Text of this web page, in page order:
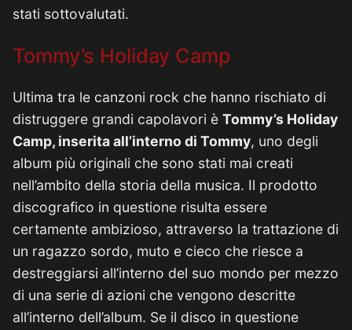
stati sottovalutati.
Tommy’s Holiday Camp
Ultima tra le canzoni rock che hanno rischiato di
distruggere grandi capolavori è Tommy’s Holiday
Camp, inserita all’interno di Tommy, uno degli
album più originali che sono stati mai creati
nell’ambito della storia della musica. Il prodotto
discografico in questione risulta essere
certamente ambizioso, attraverso la trattazione di
un ragazzo sordo, muto e cieco che riesce a
destreggiarsi all’interno del suo mondo per mezzo
di una serie di azioni che vengono descritte
all’interno dell’album. Se il disco in questione